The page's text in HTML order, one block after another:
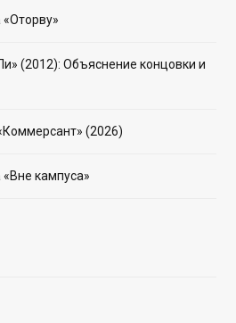
(2012): Объяснение концовки и
(2026)
кампуса»